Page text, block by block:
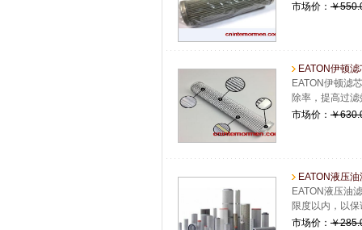
市场价： ￥
EATON伊顿
EATON伊顿滤
除率，提高过滤
市场价： ￥
EATON液压
EATON液压油
限度以内，以
市场价： ￥